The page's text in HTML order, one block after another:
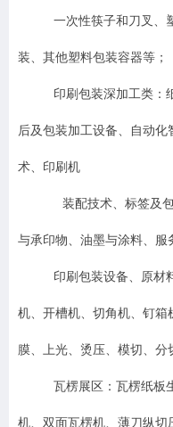
一次性筷子和刀叉、
装、其他塑料包装容器等；
印刷包装深加工类：
后及包装加工设备、自动
术、印刷机
装配技术、标签及
与承印物、油墨与涂料、服
印刷包装设备、原材
机、开槽机、切角机、钉箱
膜、上光、烫压、模切、分
瓦楞展区：瓦楞纸板
机、双面瓦楞机、薄刀纵切